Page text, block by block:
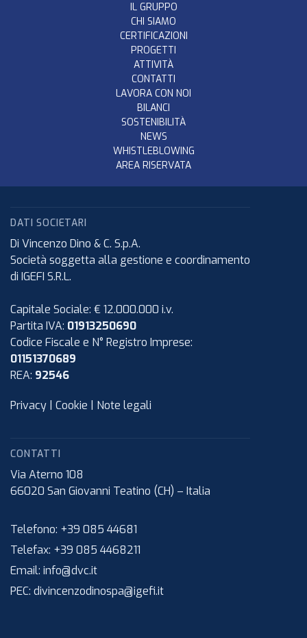
IL GRUPPO
CHI SIAMO
CERTIFICAZIONI
PROGETTI
ATTIVITÀ
CONTATTI
LAVORA CON NOI
BILANCI
SOSTENIBILITÀ
NEWS
WHISTLEBLOWING
AREA RISERVATA
DATI SOCIETARI
Di Vincenzo Dino & C. S.p.A.
Società soggetta alla gestione e coordinamento
di IGEFI S.R.L.
Capitale Sociale: € 12.000.000 i.v.
Partita IVA: 01913250690
Codice Fiscale e N° Registro Imprese:
01151370689
REA: 92546
Privacy Cookie Note legali
CONTATTI
Via Aterno 108
66020 San Giovanni Teatino (CH) – Italia
Telefono: +39 085 44681
Telefax: +39 085 4468211
Email: info@dvc.it
PEC: divincenzodinospa@igefi.it